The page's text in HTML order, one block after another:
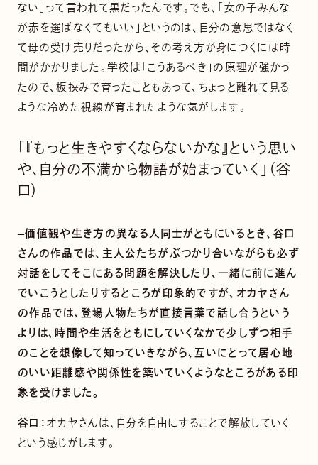
ない」って言われて黒だったんです。でも、「女の子みんな
が赤を選ばなくてもいい」というのは、自分の意思ではなく
て母の受け売りだったから、その考え方が身につくには時
間がかかりました。学校は「こうあるべき」の原理が強かっ
たので、板挟みで育ったこともあって、ちょっと離れて見る
ような冷めた視線が育まれたような気がします。
「『もっと生きやすくならないかな』という思い
や、自分の不満から物語が始まっていく」（谷
口）
—価値観や生き方の異なる人同士がともにいるとき、谷口
さんの作品では、主人公たちがぶつかり合いながらも必ず
対話をしてそこにある問題を解決したり、一緒に前に進ん
でいこうとしたりするところが印象的ですが、オカヤさん
の作品では、登場人物たちが直接言葉で話し合うという
よりは、時間や生活をともにしていくなかで少しずつ相手
のことを想像して知っていきながら、互いにとって居心地
のいい距離感や関係性を築いていくようなところがある印
象を受けました。
谷口：オカヤさんは、自分を自由にすることで解放していく
という感じがします。